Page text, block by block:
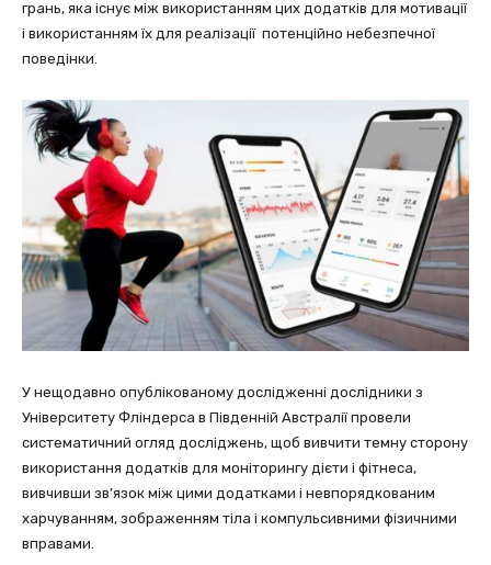
грань, яка існує між використанням цих додатків для мотивації
і використанням їх для реалізації потенційно небезпечної
поведінки.
У нещодавно опублікованому дослідженні дослідники з
Університету Фліндерса в Південній Австралії провели
систематичний огляд досліджень, щоб вивчити темну сторону
використання додатків для моніторингу дієти і фітнеса,
вивчивши зв’язок між цими додатками і невпорядкованим
харчуванням, зображенням тіла і компульсивними фізичними
вправами.